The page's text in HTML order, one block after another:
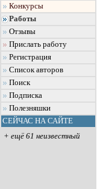
Конкурсы
Работы
Отзывы
Прислать работу
Регистрация
Список авторов
Поиск
Подписка
Полезняшки
СЕЙЧАС НА САЙТЕ
+ ещё 61 неизвестный